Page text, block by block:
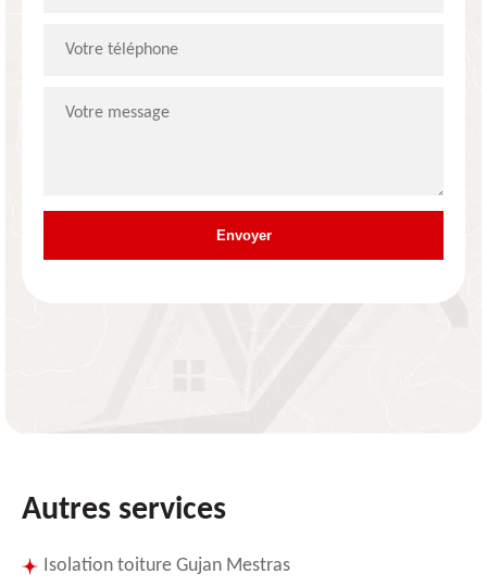
Autres services
Isolation toiture Gujan Mestras